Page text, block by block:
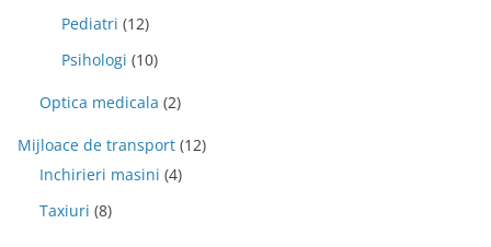
Pediatri (12)
Psihologi (10)
Optica medicala (2)
Mijloace de transport (12)
Inchirieri masini (4)
Taxiuri (8)